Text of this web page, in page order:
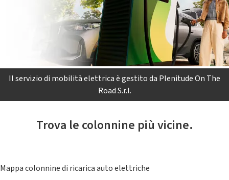
Il servizio di mobilità elettrica è gestito da Plenitude On The
Road S.r.l.
Trova le colonnine più vicine.
Mappa colonnine di ricarica auto elettriche